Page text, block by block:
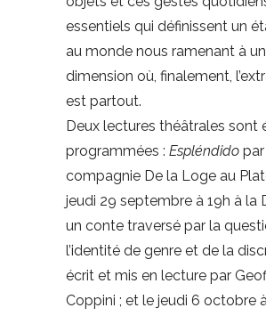
essentiels qui définissent un
au monde nous ramenant à
dimension où, finalement,
est partout.
Deux lectures théâtrales sont
programmées : Espléndido
compagnie De la Loge au
jeudi 29 septembre à 19h à la
un conte traversé par la
l’identité de genre et de la
écrit et mis en lecture par
Coppini ; et le jeudi 6 octobre